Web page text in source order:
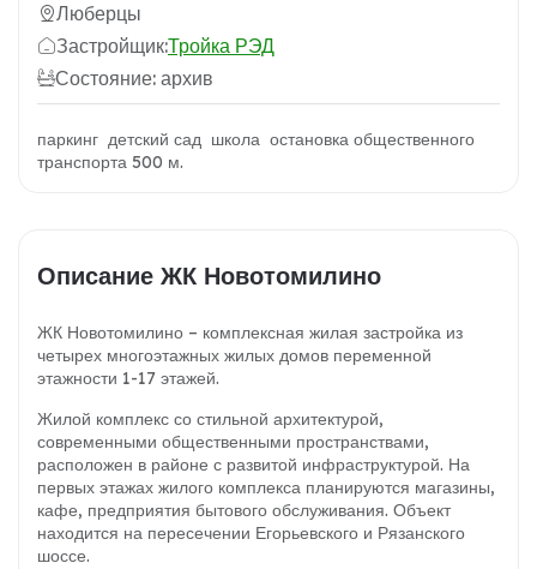
Люберцы
Застройщик:Тройка РЭД
Состояние: архив
паркинг детский сад школа остановка общественного
транспорта 500 м.
Описание ЖК Новотомилино
ЖК Новотомилино – комплексная жилая застройка из
четырех многоэтажных жилых домов переменной
этажности 1-17 этажей.
Жилой комплекс со стильной архитектурой,
современными общественными пространствами,
расположен в районе с развитой инфраструктурой. На
первых этажах жилого комплекса планируются магазины,
кафе, предприятия бытового обслуживания. Объект
находится на пересечении Егорьевского и Рязанского
шоссе.